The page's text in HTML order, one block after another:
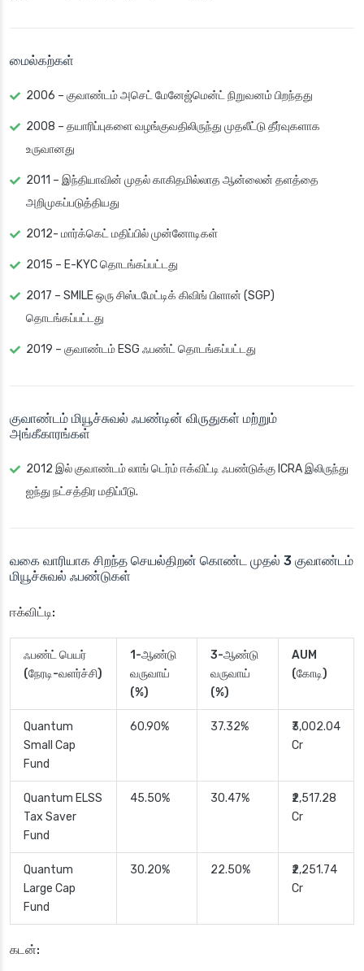
மைல்கற்கள்
2006 – குவாண்டம் அசெட் மேனேஜ்மென்ட் நிறுவனம் பிறந்தது
2008 – தயாரிப்புகளை வழங்குவதிலிருந்து முதலீட்டு தீர்வுகளாக
உருவானது
2011 – இந்தியாவின் முதல் காகிதமில்லாத ஆன்லைன் தளத்தை
அறிமுகப்படுத்தியது
2012- மார்க்கெட் மதிப்பில் முன்னோடிகள்
2015 – E-KYC தொடங்கப்பட்டது
2017 – SMILE ஒரு சிஸ்டமேட்டிக் கிவிங் பிளான் (SGP)
தொடங்கப்பட்டது
2019 – குவாண்டம் ESG ஃபண்ட் தொடங்கப்பட்டது
குவாண்டம் மியூச்சுவல் ஃபண்டின் விருதுகள் மற்றும்
அங்கீகாரங்கள்
2012 இல் குவாண்டம் லாங் டெர்ம் ஈக்விட்டி ஃபண்டுக்கு ICRA இலிருந்து
ஐந்து நட்சத்திர மதிப்பீடு.
வகை வாரியாக சிறந்த செயல்திறன் கொண்ட முதல் 3 குவாண்டம்
மியூச்சுவல் ஃபண்டுகள்
ஈக்விட்டி:
ஃபண்ட் பெயர்
(நேரடி-வளர்ச்சி)
1-ஆண்டு
வருவாய்
(%)
3-ஆண்டு
வருவாய்
(%)
AUM
(கோடி)
Quantum
Small Cap
Fund
60.90% 37.32%
₹3,002.04
Cr
Quantum ELSS
Tax Saver
Fund
45.50% 30.47%
₹2,517.28
Cr
Quantum
Large Cap
Fund
30.20% 22.50%
₹2,251.74
Cr
கடன்: